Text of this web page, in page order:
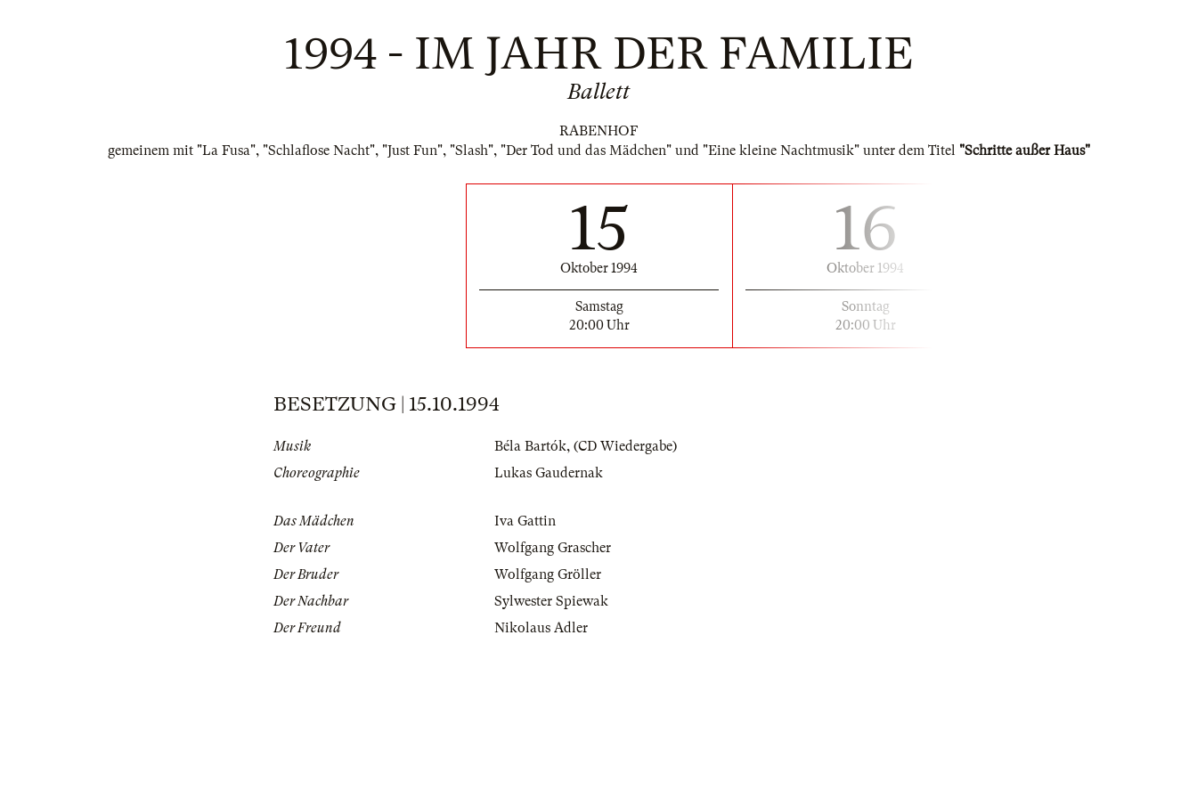
1994 - IM JAHR DER FAMILIE
Ballett
RABENHOF
gemeinem mit "La Fusa", "Schlaflose Nacht", "Just Fun", "Slash", "Der Tod und das Mädchen" und "Eine kleine Nachtmusik" unter dem Titel "Schritte außer Haus"
15
Oktober 1994
Samstag
20:00 Uhr
16
Oktober 1994
Sonntag
20:00 Uhr
BESETZUNG | 15.10.1994
Musik Béla Bartók, (CD Wiedergabe)
Choreographie
Lukas Gaudernak
Das Mädchen
Iva Gattin
Der Vater
Wolfgang Grascher
Der Bruder
Wolfgang Gröller
Der Nachbar
Sylwester Spiewak
Der Freund
Nikolaus Adler